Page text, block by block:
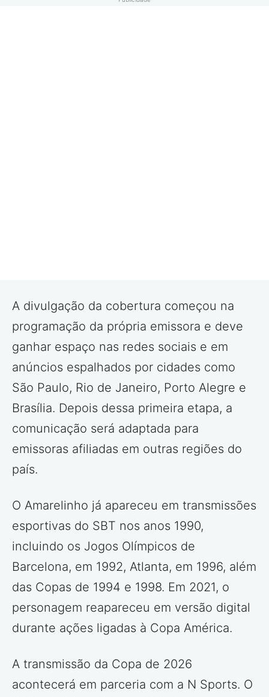
A divulgação da cobertura começou na
programação da própria emissora e deve
ganhar espaço nas redes sociais e em
anúncios espalhados por cidades como
São Paulo, Rio de Janeiro, Porto Alegre e
Brasília. Depois dessa primeira etapa, a
comunicação será adaptada para
emissoras afiliadas em outras regiões do
país.
O Amarelinho já apareceu em transmissões
esportivas do SBT nos anos 1990,
incluindo os Jogos Olímpicos de
Barcelona, em 1992, Atlanta, em 1996, além
das Copas de 1994 e 1998. Em 2021, o
personagem reapareceu em versão digital
durante ações ligadas à Copa América.
A transmissão da Copa de 2026
acontecerá em parceria com a N Sports. O